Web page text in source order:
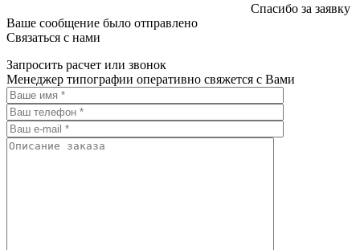
Спасибо за заявку
Ваше сообщение было отправлено
Связаться с нами
Запросить расчет или звонок
Менеджер типографии оперативно свяжется с Вами